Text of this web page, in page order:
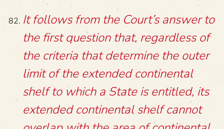
It follows from the Court’s answer to
the first question that, regardless of
the criteria that determine the outer
limit of the extended continental
shelf to which a State is entitled, its
extended continental shelf cannot